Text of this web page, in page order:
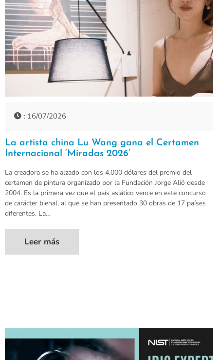
: 16/07/2026
La artista china Lu Wang gana el Certamen
Internacional ‘Miradas 2026’
La creadora se ha alzado con los 4.000 dólares del premio del
certamen de pintura organizado por la Fundación Jorge Alió desde
2004. Es la primera vez que el país asiático vence en este concurso
de carácter bienal, al que se han presentado 30 obras de 17 países
diferentes. La…
Leer más